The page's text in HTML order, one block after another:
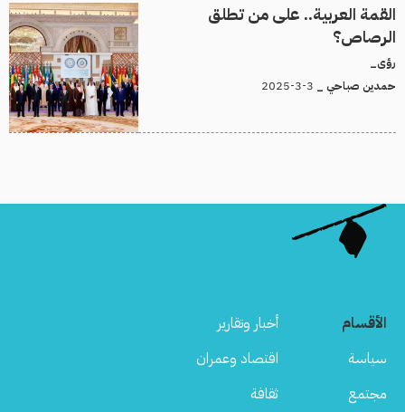
القمة العربية.. على من تطلق
الرصاص؟
رؤى_
حمدين صباحي _
الأقسام
أخبار وتقارير
سياسة
اقتصاد وعمران
مجتمع
ثقافة